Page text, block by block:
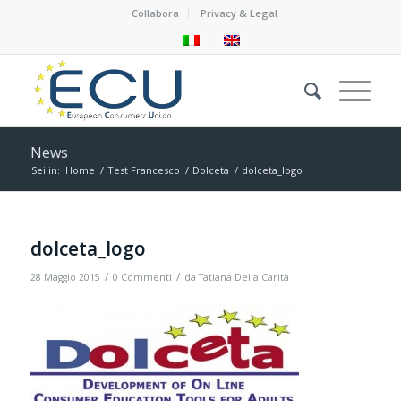
Collabora Privacy & Legal
News
Sei in: Home / Test Francesco / Dolceta / dolceta_logo
dolceta_logo
28 Maggio 2015 / 0 Commenti / daTatiana Della Carità